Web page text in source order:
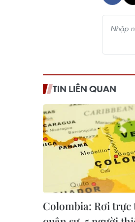
TIN LIÊN QUAN
Colombia: Rơi trực